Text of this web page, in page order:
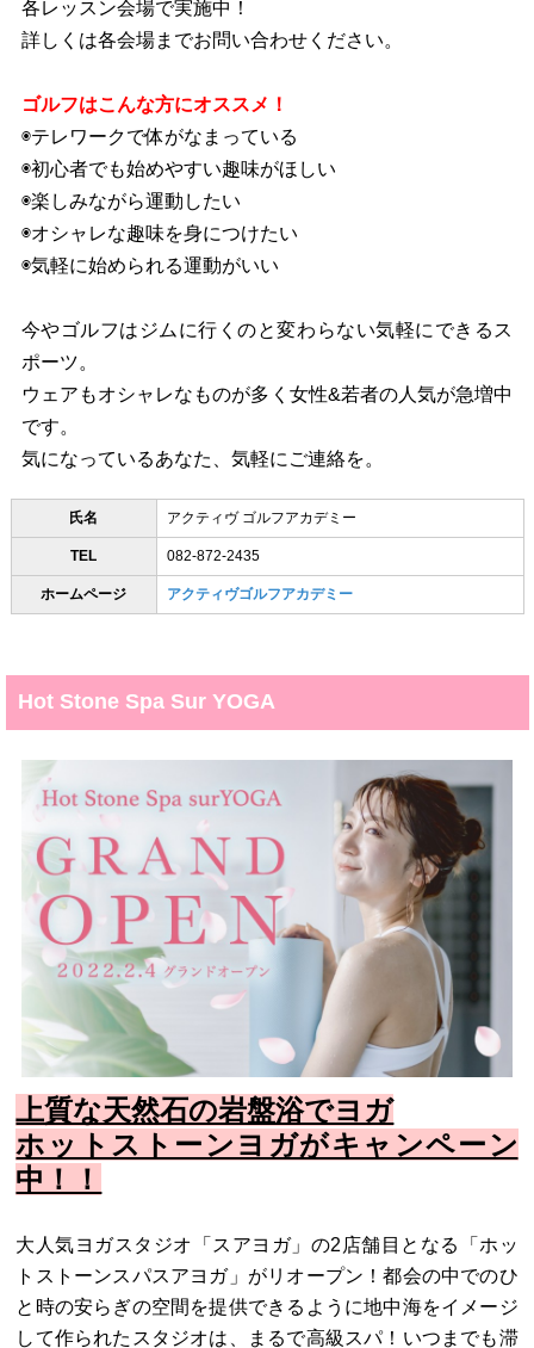
各レッスン会場で実施中！
詳しくは各会場までお問い合わせください。
ゴルフはこんな方にオススメ！
◉テレワークで体がなまっている
◉初心者でも始めやすい趣味がほしい
◉楽しみながら運動したい
◉オシャレな趣味を身につけたい
◉気軽に始められる運動がいい
今やゴルフはジムに行くのと変わらない気軽にできるス
ポーツ。
ウェアもオシャレなものが多く女性&若者の人気が急増中
です。
気になっているあなた、気軽にご連絡を。
氏名 アクティヴ ゴルフアカデミー
TEL 082-872-2435
ホームページ アクティヴゴルフアカデミー
Hot Stone Spa Sur YOGA
上質な天然石の岩盤浴でヨガ
ホットストーンヨガがキャンペーン
中！！
大人気ヨガスタジオ「スアヨガ」の2店舗目となる「ホッ
トストーンスパスアヨガ」がリオープン！都会の中でのひ
と時の安らぎの空間を提供できるように地中海をイメージ
して作られたスタジオは、まるで高級スパ！いつまでも滞